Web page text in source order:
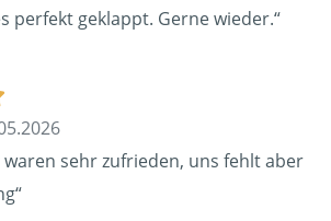
perfekt geklappt. Gerne wieder.“
waren sehr zufrieden, uns fehlt aber